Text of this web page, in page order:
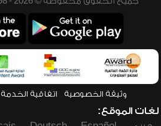
وثيقة الخصوصية اتفاقية الخدمة
لغات الموقع: